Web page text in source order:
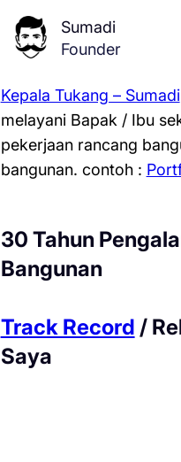
Sumadi
Founder
Kepala Tukang – Sumadi
melayani Bapak / Ibu
pekerjaan rancang
bangunan. contoh :
30 Tahun
Bangunan
Track Record /
Saya